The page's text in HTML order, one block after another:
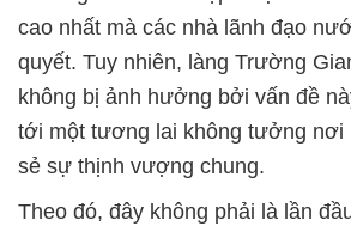
cao nhất mà các nhà lãnh đạo
quyết. Tuy nhiên, làng Trường
không bị ảnh hưởng bởi vấn đề
tới một tương lai không tưởng nơi
sẻ sự thịnh vượng chung.
Theo đó, đây không phải là lần